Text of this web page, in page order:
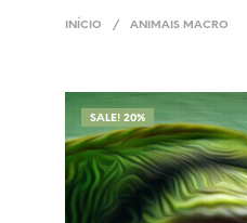
INÍCIO / ANIMAIS MACRO
SALE! 20%